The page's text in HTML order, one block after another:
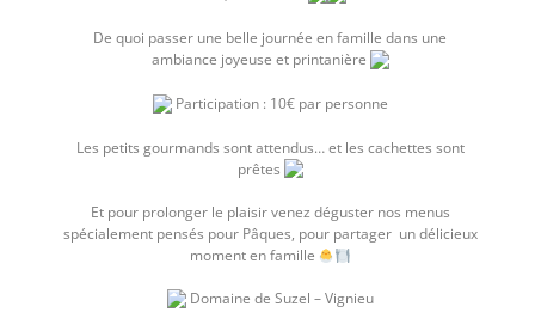
De quoi passer une belle journée en famille dans une
ambiance joyeuse et printanière
Participation : 10€ par personne
Les petits gourmands sont attendus… et les cachettes sont
prêtes
Et pour prolonger le plaisir venez déguster nos menus
spécialement pensés pour Pâques, pour partager un délicieux
moment en famille
Domaine de Suzel – Vignieu